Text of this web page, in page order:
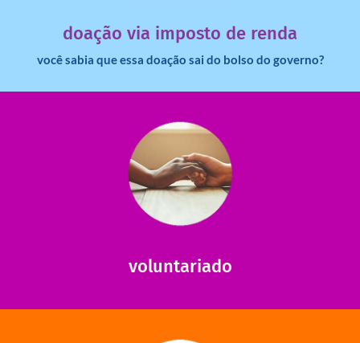
doação via imposto de renda
você sabia que essa doação sai do bolso do governo?
voluntariado
ajudar com certos assuntos. Entre em contato conosco e
saiba como nos ajudar.
saiba mais